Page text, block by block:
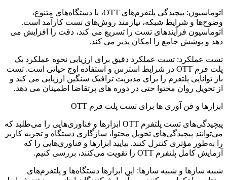
اتوماسیون: پیچیدگی پلتفرم‌های OTT، با دستگاه‌های متنوع،
وضوح‌ها و شرایط شبکه، نیازمند روش‌های تست کارآمد است.
اتوماسیون فرآیندهای تست را تسریع می کند، دقت را افزایش می
دهد و پوشش جامع را امکان پذیر می کند.
تست عملکرد: تست عملکرد دقیق برای ارزیابی نحوه عملکرد یک
پلت فرم OTT در شرایط استرس و استفاده اوج حیاتی است. تست
بار توانایی پلتفرم را برای مدیریت ترافیک سنگین ارزیابی می کند و
از تحویل روان محتوا حتی در دوره های پرتقاضا اطمینان می دهد.
ابزارها و فن آوری ها برای تست پلت فرم OTT
پیچیدگی‌های تست پلتفرم OTT ابزارها و فناوری‌هایی را می‌طلبد که
می‌توانند پیچیدگی‌های تحویل محتوا، سازگاری دستگاه و تجربه کاربر
را به‌طور مؤثری کنترل کنند. بیایید ابزارها و فناوری‌هایی را که
آزمایش کامل پلتفرم OTT را تقویت می‌کنند، بررسی کنیم.
شبیه سازها و شبیه سازها: این ابزارها دستگاه‌ها و پلتفرم‌های